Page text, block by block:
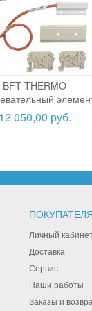
BFT THERMO
12 050,00 руб.
Личный
Доставка
Сервис
Наши работы
Заказы и